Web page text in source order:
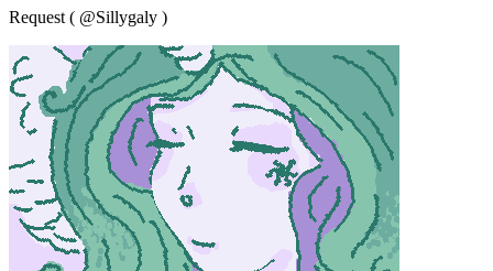
Request ( @Sillygaly )